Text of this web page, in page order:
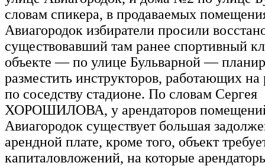
словам спикера, в продаваемых
Авиагородок избиратели просили
существовавший там ранее спортивный
объекте — по улице Бульварной —
разместить инструкторов, работающих
по соседству стадионе. По словам Сергея
ХОРОШИЛОВА, у арендаторов
Авиагородок существует большая
арендной плате, кроме того, объект
капиталовложений, на которые